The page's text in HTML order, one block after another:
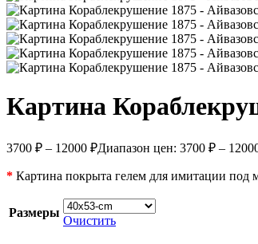
Картина
3700 ₽ – 12000 ₽Диапазон цен: 3700 ₽ –
* Картина покрыта гелем для имитации под
Размеры
Очистить